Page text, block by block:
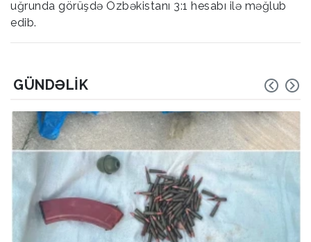
uğrunda görüşdə Özbəkistanı 3:1 hesabı ilə məğlub
edib.
GÜNDƏLIK